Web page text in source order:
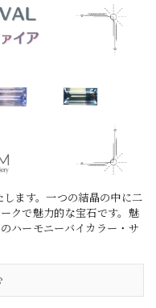
します。一つの結晶の中に二
クで魅力的な宝石です。魅
ハーモニーバイカラー・サ